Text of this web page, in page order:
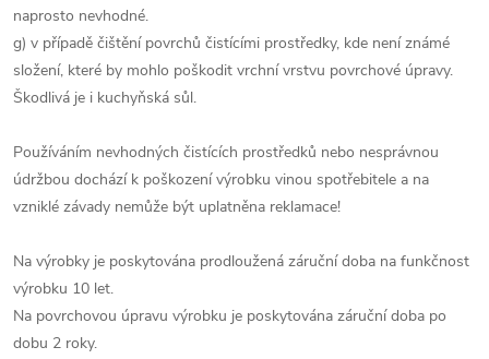
naprosto nevhodné.
g) v případě čištění povrchů čistícími prostředky, kde není známé
složení, které by mohlo poškodit vrchní vrstvu povrchové úpravy.
Škodlivá je i kuchyňská sůl.
Používáním nevhodných čistících prostředků nebo nesprávnou
údržbou dochází k poškození výrobku vinou spotřebitele a na
vzniklé závady nemůže být uplatněna reklamace!
Na výrobky je poskytována prodloužená záruční doba na funkčnost
výrobku 10 let.
Na povrchovou úpravu výrobku je poskytována záruční doba po
dobu 2 roky.